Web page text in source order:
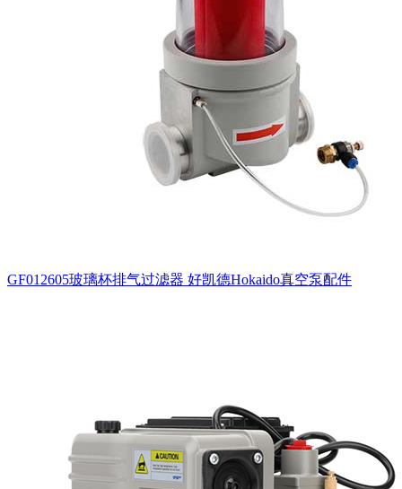
GF012605玻璃杯排气过滤器 好凯德Hokaido真空泵配件